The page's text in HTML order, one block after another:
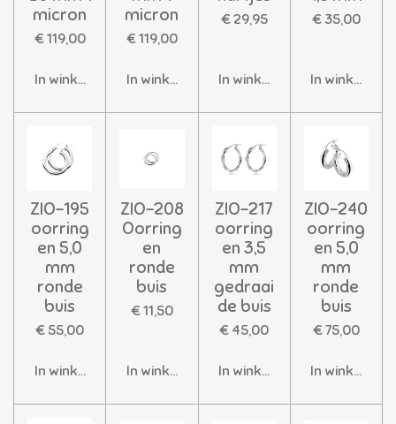
micron
€ 119,00
In winkelwagen
micron
€ 119,00
In winkelwagen
€ 29,95
In winkelwagen
€ 35,00
In
ZIO-195
oorring
en 5,0
mm
ronde
buis
€ 55,00
In winkelwagen
ZIO-208
Oorring
en
ronde
buis
€ 11,50
In winkelwagen
ZIO-217
oorring
en 3,5
mm
gedraai
de buis
€ 45,00
In winkelwagen
ZIO-240
oorring
en 5,0
mm
ronde
buis
€ 75,00
In